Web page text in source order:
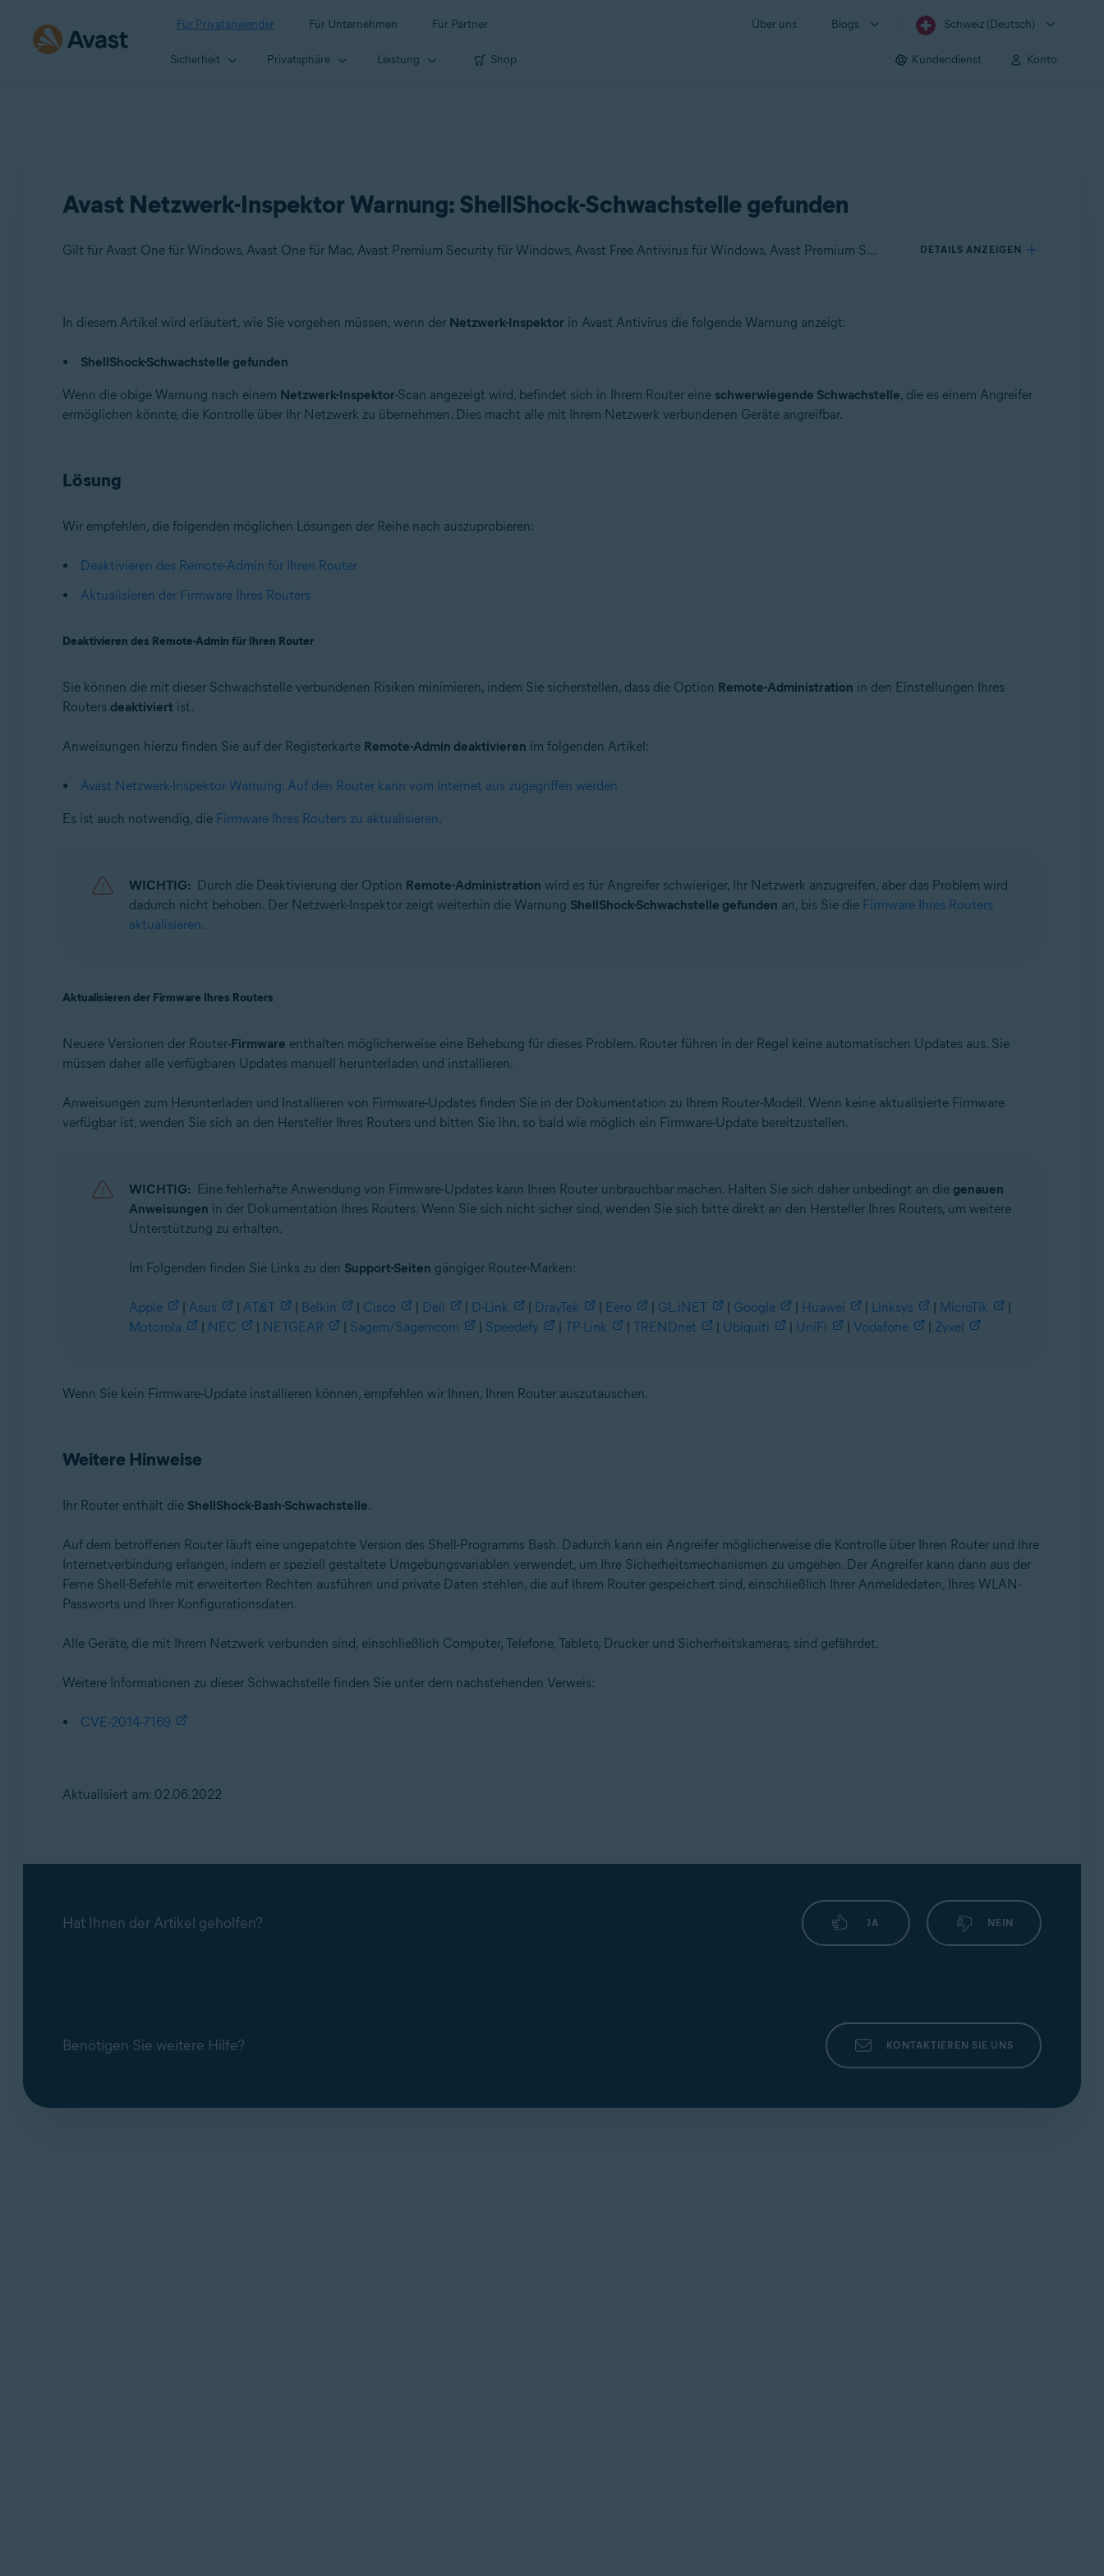
Für Privatanwender Für Unternehmen Für Partner Über uns Blogs Schweiz (Deutsch)
Sicherheit Privatsphäre Leistung Shop Kundendienst Konto
Avast Netzwerk-Inspektor Warnung: ShellShock-Schwachstelle gefunden
Gilt für Avast One für Windows, Avast One für Mac, Avast Premium Security für Windows, Avast Free Antivirus für Windows, Avast Premium Security für Mac, Avast Security für Mac DETAILS ANZEIGEN
Produkte:
Avast One 22.x für Mac
Avast Free Antivirus 22.x für Windows
Avast Premium Security 15.x für Mac
Betriebssysteme:
Microsoft Windows 10 Home/Pro/Enterprise/Education – 32-/64-Bit
Microsoft Windows 8 Home/Pro/Enterprise/Education – 32-/64-Bit
Apple macOS 12.x (Monterey)
Apple macOS 10.15.x (Catalina)
Apple macOS 10.13.x (High Sierra)
Apple macOS 10.12.x (Sierra)
In diesem Artikel wird erläutert, wie Sie vorgehen müssen, wenn der Netzwerk-Inspektor in Avast Antivirus die folgende Warnung anzeigt:
ShellShock-Schwachstelle gefunden
Wenn die obige Warnung nach einem Netzwerk-Inspektor-Scan angezeigt wird, befindet sich in Ihrem Router eine schwerwiegende Schwachstelle, die es einem Angreifer
ermöglichen könnte, die Kontrolle über Ihr Netzwerk zu übernehmen. Dies macht alle mit Ihrem Netzwerk verbundenen Geräte angreifbar.
Lösung
Wir empfehlen, die folgenden möglichen Lösungen der Reihe nach auszuprobieren:
Deaktivieren des Remote-Admin für Ihren Router
Aktualisieren der Firmware Ihres Routers
Deaktivieren des Remote-Admin für Ihren Router
Sie können die mit dieser Schwachstelle verbundenen Risiken minimieren, indem Sie sicherstellen, dass die Option Remote-Administration in den Einstellungen Ihres
Routers deaktiviert ist.
Anweisungen hierzu finden Sie auf der Registerkarte Remote-Admin deaktivieren im folgenden Artikel:
Avast Netzwerk-Inspektor Warnung: Auf den Router kann vom Internet aus zugegriffen werden
Es ist auch notwendig, die Firmware Ihres Routers zu aktualisieren.
WICHTIG: Durch die Deaktivierung der Option Remote-Administration wird es für Angreifer schwieriger, Ihr Netzwerk anzugreifen, aber das Problem wird
dadurch nicht behoben. Der Netzwerk-Inspektor zeigt weiterhin die Warnung ShellShock-Schwachstelle gefunden an, bis Sie die Firmware Ihres Routers
aktualisieren.
Aktualisieren der Firmware Ihres Routers
Neuere Versionen der Router-Firmware enthalten möglicherweise eine Behebung für dieses Problem. Router führen in der Regel keine automatischen Updates aus. Sie
müssen daher alle verfügbaren Updates manuell herunterladen und installieren.
Anweisungen zum Herunterladen und Installieren von Firmware-Updates finden Sie in der Dokumentation zu Ihrem Router-Modell. Wenn keine aktualisierte Firmware
verfügbar ist, wenden Sie sich an den Hersteller Ihres Routers und bitten Sie ihn, so bald wie möglich ein Firmware-Update bereitzustellen.
WICHTIG: Eine fehlerhafte Anwendung von Firmware-Updates kann Ihren Router unbrauchbar machen. Halten Sie sich daher unbedingt an die genauen
Anweisungen in der Dokumentation Ihres Routers. Wenn Sie sich nicht sicher sind, wenden Sie sich bitte direkt an den Hersteller Ihres Routers, um weitere
Unterstützung zu erhalten.
Im Folgenden finden Sie Links zu den Support-Seiten gängiger Router-Marken:
Apple | Asus | AT&T | Belkin | Cisco | Dell | D-Link | DrayTek | Eero | GL.iNET | Google | Huawei | Linksys | MicroTik
|
Motorola
| NEC | NETGEAR | Sagem/Sagemcom | Speedefy | TP-Link | TRENDnet | Ubiquiti | UniFi | Vodafone | Zyxel
Wenn Sie kein Firmware-Update installieren können, empfehlen wir Ihnen, Ihren Router auszutauschen.
Weitere Hinweise
Ihr Router enthält die ShellShock-Bash-Schwachstelle.
Auf dem betroffenen Router läuft eine ungepatchte Version des Shell-Programms Bash. Dadurch kann ein Angreifer möglicherweise die Kontrolle über Ihren Router und Ihre
Internetverbindung erlangen, indem er speziell gestaltete Umgebungsvariablen verwendet, um Ihre Sicherheitsmechanismen zu umgehen. Der Angreifer kann dann aus der
Ferne Shell-Befehle mit erweiterten Rechten ausführen und private Daten stehlen, die auf Ihrem Router gespeichert sind, einschließlich Ihrer Anmeldedaten, Ihres WLAN-
Passworts und Ihrer Konfigurationsdaten.
Alle Geräte, die mit Ihrem Netzwerk verbunden sind, einschließlich Computer, Telefone, Tablets, Drucker und Sicherheitskameras, sind gefährdet.
Weitere Informationen zu dieser Schwachstelle finden Sie unter dem nachstehenden Verweis:
CVE-2014-7169
Aktualisiert am: 02.06.2022
Hat Ihnen der Artikel geholfen? JA NEIN
Benötigen Sie weitere Hilfe? KONTAKTIEREN SIE UNS